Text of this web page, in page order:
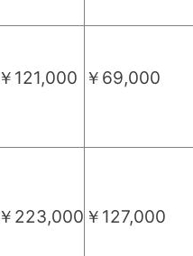
￥121,000 ￥69,000
￥223,000 ￥127,000